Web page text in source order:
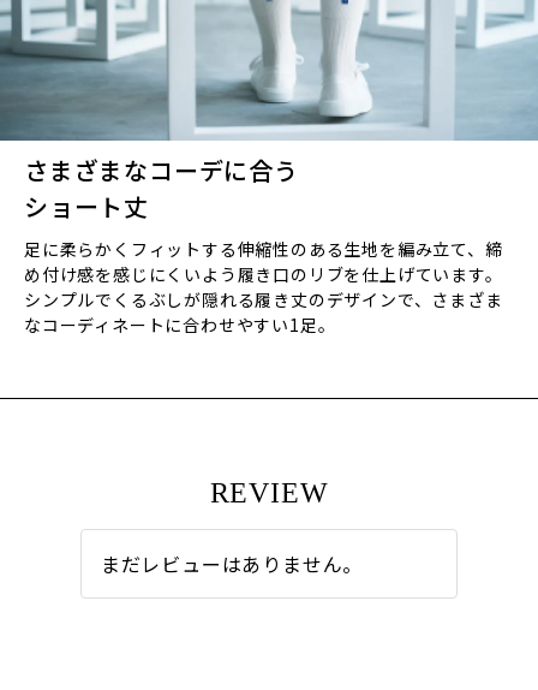
さまざまなコーデに合う
ショート丈
足に柔らかくフィットする伸縮性のある生地を編み立て、締
め付け感を感じにくいよう履き口のリブを仕上げています。
シンプルでくるぶしが隠れる履き丈のデザインで、さまざま
なコーディネートに合わせやすい1足。
REVIEW
まだレビューはありません。